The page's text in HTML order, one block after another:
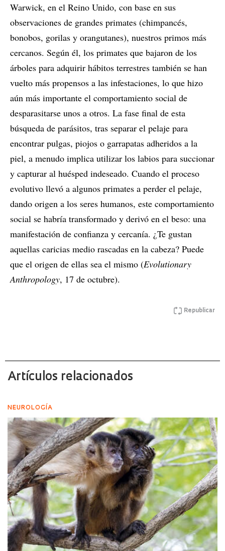
Warwick, en el Reino Unido, con base en sus
observaciones de grandes primates (chimpancés,
bonobos, gorilas y orangutanes), nuestros primos más
cercanos. Según él, los primates que bajaron de los
árboles para adquirir hábitos terrestres también se han
vuelto más propensos a las infestaciones, lo que hizo
aún más importante el comportamiento social de
desparasitarse unos a otros. La fase final de esta
búsqueda de parásitos, tras separar el pelaje para
encontrar pulgas, piojos o garrapatas adheridos a la
piel, a menudo implica utilizar los labios para succionar
y capturar al huésped indeseado. Cuando el proceso
evolutivo llevó a algunos primates a perder el pelaje,
dando origen a los seres humanos, este comportamiento
social se habría transformado y derivó en el beso: una
manifestación de confianza y cercanía. ¿Te gustan
aquellas caricias medio rascadas en la cabeza? Puede
que el origen de ellas sea el mismo (Evolutionary
Anthropology, 17 de octubre).
Republicar